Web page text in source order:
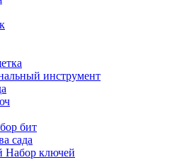
инструмент
бит
сада
Набор ключей